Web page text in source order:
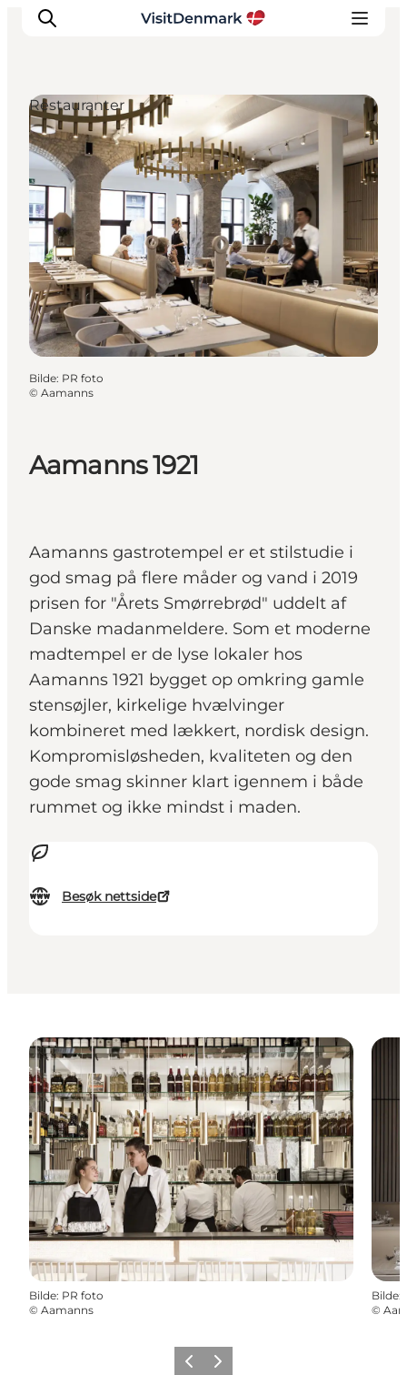
Inspirasjon
Reisemål
Aktiviteter
Overnatting
Planlegg reisen
Aamanns 1921
Aamanns gastrotempel er et stilstudie i
god smag på flere måder og vand i 2019
prisen for "Årets Smørrebrød" uddelt af
Danske madanmeldere. Som et moderne
madtempel er de lyse lokaler hos
Aamanns 1921 bygget op omkring gamle
stensøjler, kirkelige hvælvinger
kombineret med lækkert, nordisk design.
Kompromisløsheden, kvaliteten og den
gode smag skinner klart igennem i både
rummet og ikke mindst i maden.
Besøk nettside
Restauranter
Bilde: PR foto
© Aamanns
Bilde: PR foto
© Aamanns
Bilde:
©
ForrigeNeste